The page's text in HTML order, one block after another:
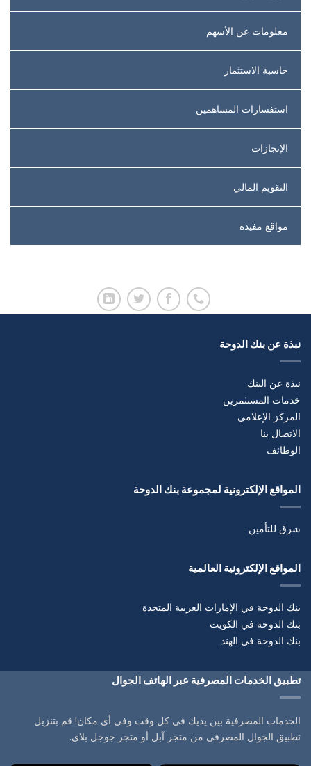
معلومات عن الأسهم
حاسبة الاستثمار
استفسارات المساهمين
الإنجازات
التقويم المالي
مواقع مفيدة
نبذة عن بنك الدوحة
نبذة عن البنك
خدمات المستثمرين
المركز الإعلامي
الاتصال بنا
الوظائف
المواقع الإلكترونية لمجموعة بنك الدوحة
شرق للتأمين
المواقع الإلكترونية العالمية
بنك الدوحة في الإمارات العربية المتحدة
بنك الدوحة في الكويت
بنك الدوحة في الهند
تطبيق الخدمات المصرفية عبر الهاتف الجوال
الخدمات المصرفية بين يديك في كل وقت وفي أي مكان! قم بتنزيل
تطبيق الجوال المصرفي من متجر آبل أو متجر جوجل بلاي.